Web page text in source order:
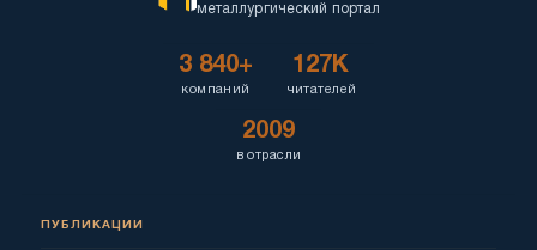
металлургический портал
3 840+
компаний
127K
читателей
2009
в отрасли
ПУБЛИКАЦИИ